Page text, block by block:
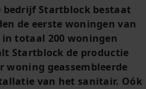
bedrijf Startblock bestaat
de eerste woningen van
totaal 200 woningen
Startblock de productie
woning geassembleerde
van het sanitair. Oók